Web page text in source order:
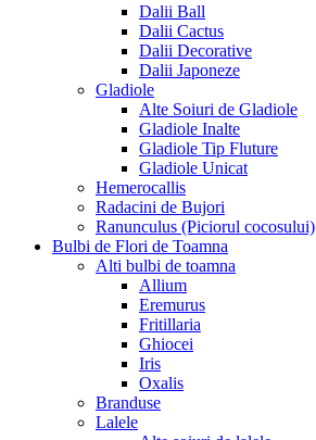
Dalii Ball
Dalii Cactus
Dalii Decorative
Dalii Japoneze
Gladiole
Alte Soiuri de Gladiole
Gladiole Inalte
Gladiole Tip Fluture
Gladiole Unicat
Hemerocallis
Radacini de Bujori
Ranunculus (Piciorul cocosului)
Bulbi de Flori de Toamna
Alti bulbi de toamna
Allium
Eremurus
Fritillaria
Ghiocei
Iris
Oxalis
Branduse
Lalele